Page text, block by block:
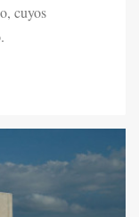
cuyos